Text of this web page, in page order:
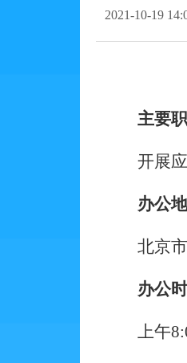
2021-10-19
主要
开展
办公
北京
办公
上午